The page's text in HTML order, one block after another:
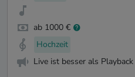
ab 1000 €
Hochzeit
Live ist besser als Playback